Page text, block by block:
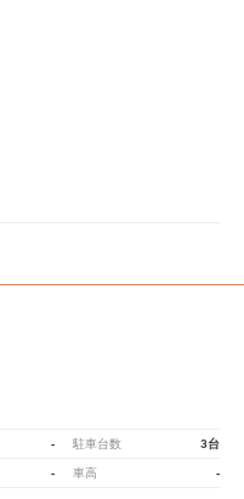
- 駐車台数 3台
- 車高 -